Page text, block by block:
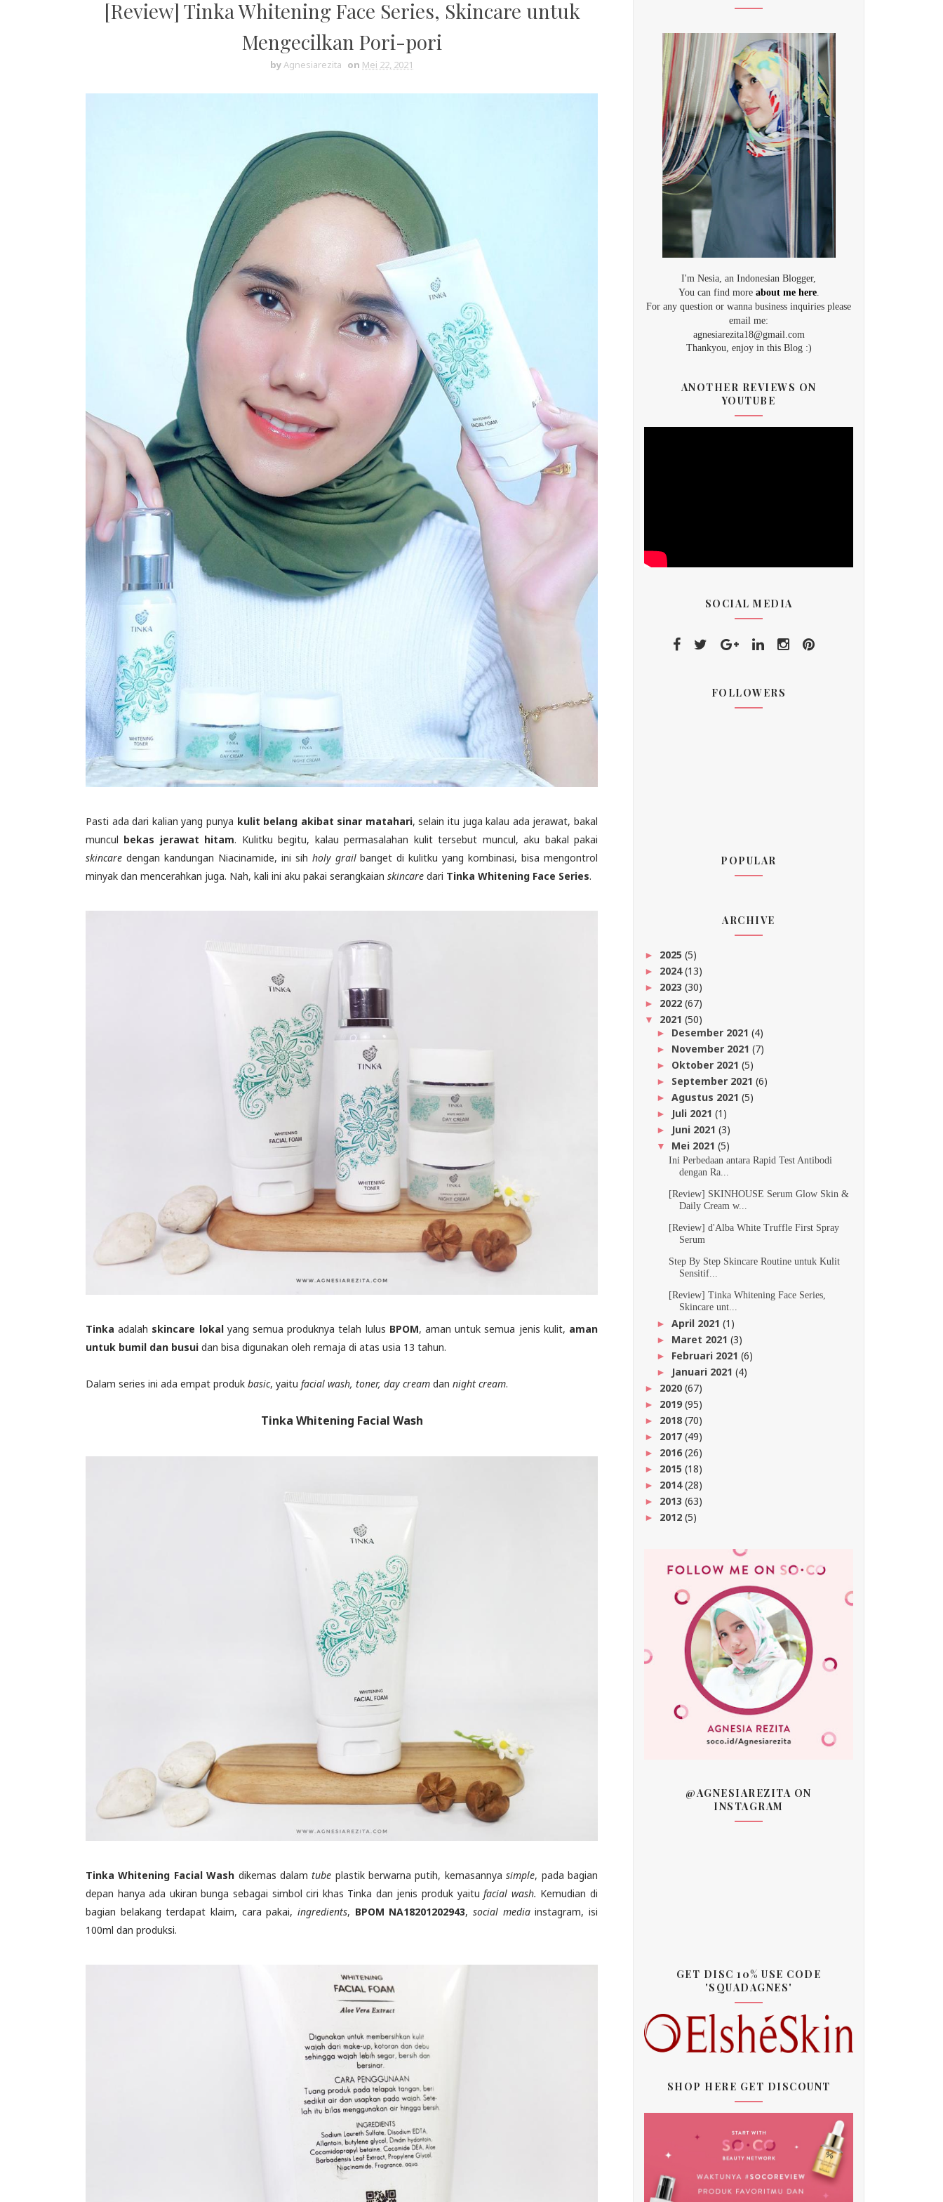
[Review] Tinka Whitening Face Series, Skincare untuk
Mengecilkan Pori-pori
byAgnesiarezita on Mei 22, 2021
Pasti ada dari kalian yang punya kulit belang akibat sinar matahari, selain itu juga kalau ada jerawat, bakal
muncul bekas jerawat hitam. Kulitku begitu, kalau permasalahan kulit tersebut muncul, aku bakal pakai
skincare dengan kandungan Niacinamide, ini sih holy grailbanget di kulitku yang kombinasi, bisa mengontrol
minyak dan mencerahkan juga. Nah, kali ini aku pakai serangkaian skincare dari Tinka Whitening Face Series.
Tinka adalah skincare lokalyang semua produknya telah lulus BPOM, aman untuk semua jenis kulit, aman
untuk bumil dan busui dan bisa digunakan oleh remaja di atas usia 13 tahun.
Dalam series ini ada empat produk basic, yaitu facial wash, toner, day cream dan night cream.
Tinka Whitening Facial Wash
Tinka Whitening Facial Wash dikemas dalamtube plastik berwarna putih, kemasannyasimple, pada bagian
depan hanya ada ukiran bunga sebagai simbol ciri khas Tinka dan jenis produk yaitu facial wash. Kemudian di
bagian belakang terdapat klaim, cara pakai, ingredients, BPOM NA18201202943,social mediainstagram, isi
100ml dan produksi.
I'm Nesia, an Indonesian Blogger,
You can find more about me here.
For any question or wanna business inquiries please
email me:
agnesiarezita18@gmail.com
Thankyou, enjoy in this Blog :)
ANOTHER REVIEWS ON
YOUTUBE
SOCIAL MEDIA
FOLLOWERS
POPULAR
ARCHIVE
► 2025 (5)
► 2024(13)
► 2023 (30)
► 2022 (67)
▼ 2021 (50)
► Desember 2021 (4)
► November 2021 (7)
► Oktober 2021 (5)
► September 2021 (6)
► Agustus 2021 (5)
► Juli 2021 (1)
► Juni 2021 (3)
▼ Mei 2021 (5)
Ini Perbedaan antara Rapid Test Antibodi
dengan Ra...
[Review] SKINHOUSE Serum Glow Skin &
Daily Cream w...
[Review] d'Alba White Truffle First Spray
Serum
Step By Step Skincare Routine untuk Kulit
Sensitif...
[Review] Tinka Whitening Face Series,
Skincare unt...
► April 2021 (1)
► Maret 2021 (3)
► Februari 2021 (6)
► Januari 2021 (4)
► 2020 (67)
► 2019(95)
► 2018 (70)
► 2017 (49)
► 2016(26)
► 2015 (18)
► 2014(28)
► 2013 (63)
► 2012 (5)
@AGNESIAREZITA ON
INSTAGRAM
GET DISC 10% USE CODE
'SQUADAGNES'
SHOP HERE GET DISCOUNT